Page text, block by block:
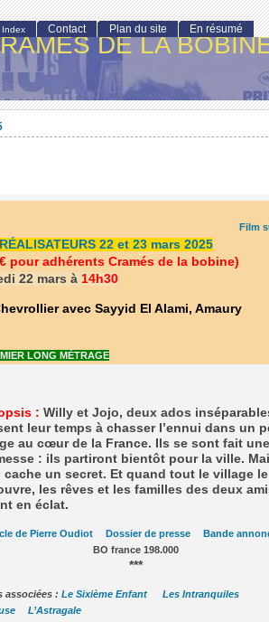
DE LA
Film
22 et 23 mars 2025
pour adhérents Cramés de la bobine)
22 mars à 14h30
avec Sayyid El Alami, Amaury
LONG MÉTRAGE
: Willy et Jojo, deux ados
leur temps à chasser l’ennui dans un
au cœur de la France. Ils se sont fait une
: ils partiront bientôt pour la ville.
cache un secret. Et quand tout le village le
les rêves et les familles des deux
en éclat.
de Pierre Oudiot Dossier de presse
Bande
BO france 198.000
***
associées : Le Sixième Enfant
Les Intranquiles
L’Astragale
Index Contact Plan du site En résumé